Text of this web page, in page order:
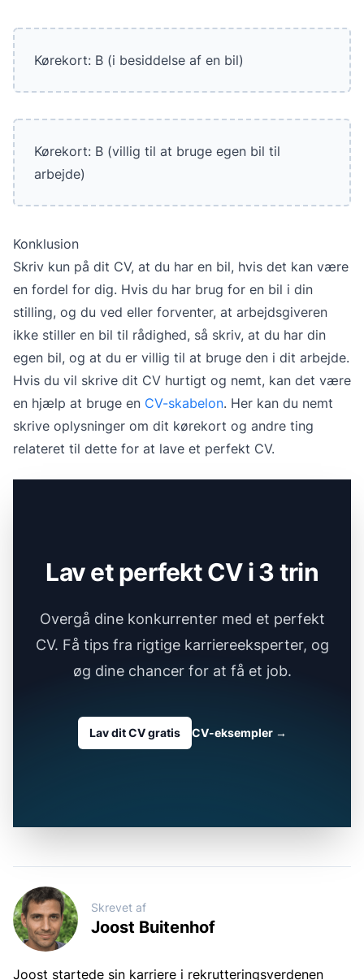
Kørekort: B (i besiddelse af en bil)
Kørekort: B (villig til at bruge egen bil til
arbejde)
Konklusion
Skriv kun på dit CV, at du har en bil, hvis det kan være
en fordel for dig. Hvis du har brug for en bil i din
stilling, og du ved eller forventer, at arbejdsgiveren
ikke stiller en bil til rådighed, så skriv, at du har din
egen bil, og at du er villig til at bruge den i dit arbejde.
Hvis du vil skrive dit CV hurtigt og nemt, kan det være
en hjælp at bruge en CV-skabelon. Her kan du nemt
skrive oplysninger om dit kørekort og andre ting
relateret til dette for at lave et perfekt CV.
Lav et perfekt CV i 3 trin
Overgå dine konkurrenter med et perfekt
CV. Få tips fra rigtige karriereeksperter, og
øg dine chancer for at få et job.
Lav dit CV gratis CV-eksempler →
Skrevet af
Joost Buitenhof
Joost startede sin karriere i rekrutteringsverdenen